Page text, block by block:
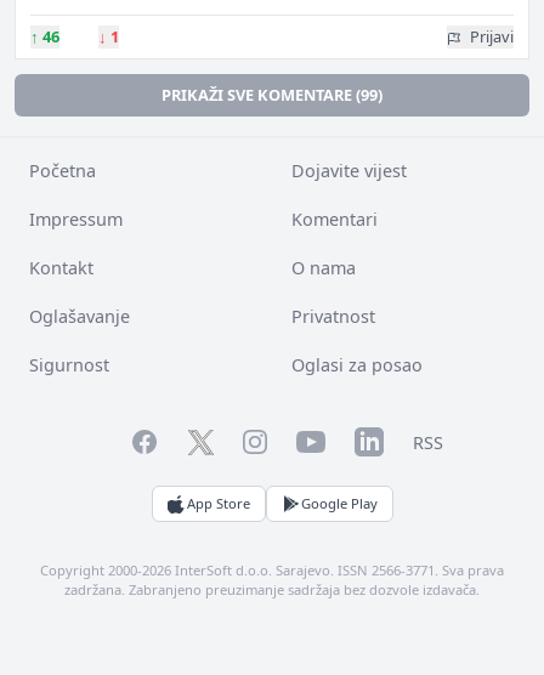
↑ 46 ↓ 1 Prijavi
PRIKAŽI SVE KOMENTARE (99)
Početna Dojavite vijest
Impressum Komentari
Kontakt O nama
Oglašavanje Privatnost
Sigurnost Oglasi za posao
FacebookTwitterInstagramYouTubeLinkedInRSS
App Store Google Play
Copyright 2000-2026 InterSoft d.o.o. Sarajevo. ISSN 2566-3771. Sva prava
zadržana. Zabranjeno preuzimanje sadržaja bez dozvole izdavača.